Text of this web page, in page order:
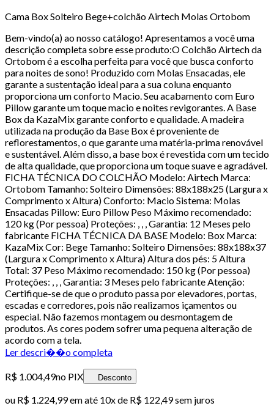
Cama Box Solteiro Bege+colchão Airtech Molas Ortobom
Bem-vindo(a) ao nosso catálogo! Apresentamos a você uma
descrição completa sobre esse produto:O Colchão Airtech da
Ortobom é a escolha perfeita para você que busca conforto
para noites de sono! Produzido com Molas Ensacadas, ele
garante a sustentação ideal para a sua coluna enquanto
proporciona um conforto Macio. Seu acabamento com Euro
Pillow garante um toque macio e noites revigorantes. A Base
Box da KazaMix garante conforto e qualidade. A madeira
utilizada na produção da Base Box é proveniente de
reflorestamentos, o que garante uma matéria-prima renovável
e sustentável. Além disso, a base box é revestida com um tecido
de alta qualidade, que proporciona um toque suave e agradável.
FICHA TÉCNICA DO COLCHÃO Modelo: Airtech Marca:
Ortobom Tamanho: Solteiro Dimensões: 88x188x25 (Largura x
Comprimento x Altura) Conforto: Macio Sistema: Molas
Ensacadas Pillow: Euro Pillow Peso Máximo recomendado:
120 kg (Por pessoa) Proteções: , , , Garantia: 12 Meses pelo
fabricante FICHA TÉCNICA DA BASE Modelo: Box Marca:
KazaMix Cor: Bege Tamanho: Solteiro Dimensões: 88x188x37
(Largura x Comprimento x Altura) Altura dos pés: 5 Altura
Total: 37 Peso Máximo recomendado: 150 kg (Por pessoa)
Proteções: , , , Garantia: 3 Meses pelo fabricante Atenção:
Certifique-se de que o produto passa por elevadores, portas,
escadas e corredores, pois não realizamos içamentos ou
especial. Não fazemos montagem ou desmontagem de
produtos. As cores podem sofrer uma pequena alteração de
acordo com a tela.
Ler descri��o completa
R$ 1.004,49no PIX Desconto
ou R$ 1.224,99em até 10x de R$ 122,49 sem juros